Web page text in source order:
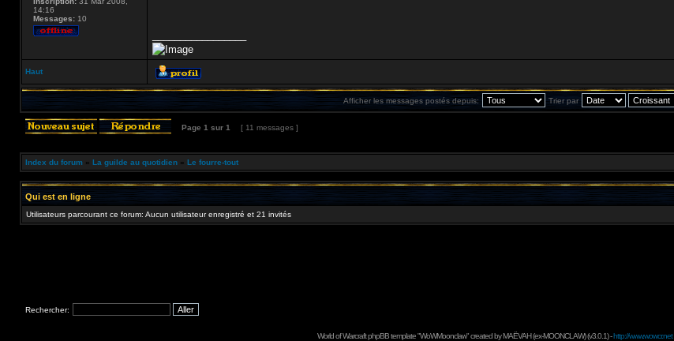
14:16
Messages: 10
Haut
Afficher les messages postés depuis: Trier par
Page 1 sur 1 [ 11 messages ]
Index du forum » La guilde au quotidien » Le fourre-tout
Qui est en ligne
Utilisateurs parcourant ce forum: Aucun utilisateur enregistré et 21 invités
Rechercher:
World of Warcraft phpBB template "WoWMoonclaw" created byMAËVAH(ex-MOONCLAW) (v3.0.1) -http://www.wowcr.net,